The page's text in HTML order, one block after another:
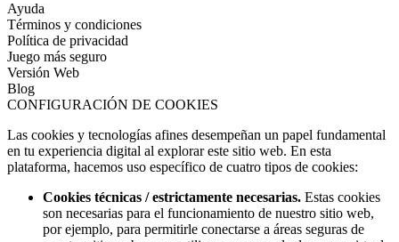
Ayuda
Términos y condiciones
Política de privacidad
Juego más seguro
Versión Web
Blog
CONFIGURACIÓN DE COOKIES
Las cookies y tecnologías afines desempeñan un papel fundamental
en tu experiencia digital al explorar este sitio web. En esta
plataforma, hacemos uso específico de cuatro tipos de cookies:
Cookies técnicas / estrictamente necesarias. Estas cookies
son necesarias para el funcionamiento de nuestro sitio web,
por ejemplo, para permitirle conectarse a áreas seguras de